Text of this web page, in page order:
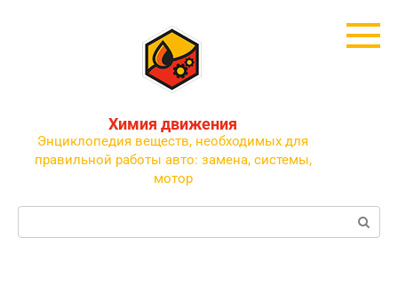
Химия движения
Энциклопедия веществ, необходимых для
правильной работы авто: замена, системы,
мотор
Поиск: